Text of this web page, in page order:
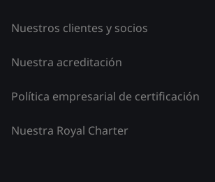
Nuestros clientes y socios
Nuestra acreditación
Política empresarial de certificación
Nuestra Royal Charter